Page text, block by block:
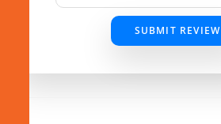
SUBMIT REVIEW